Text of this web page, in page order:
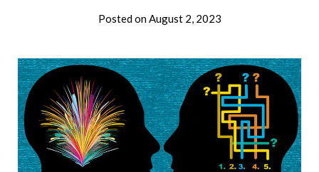
Posted onAugust 2, 2023